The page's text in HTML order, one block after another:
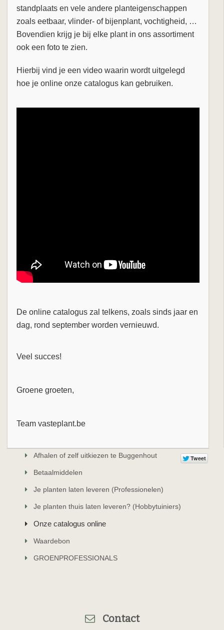
standplaats en vele andere planteigenschappen
zoals eetbaar, vlinder- of bijenplant, vochtigheid, …
Bovendien krijg je bij elke plant in ons assortiment
ook een foto te zien.
Hierbij vind je een video waarin wordt uitgelegd
hoe je online onze catalogus kan gebruiken.
De online catalogus zal telkens, zoals sinds jaar en
dag, rond september worden vernieuwd.
Veel succes!
Groene groeten,
Team vasteplant.be
Afhalen of zelf uitkiezen te Buggenhout
Betaalmiddelen
Je planten laten leveren (Professionelen)
Je planten thuis laten leveren? (Hobbytuiniers)
Onze catalogus online
Waardebon
GROENPROFESSIONALS
Contact